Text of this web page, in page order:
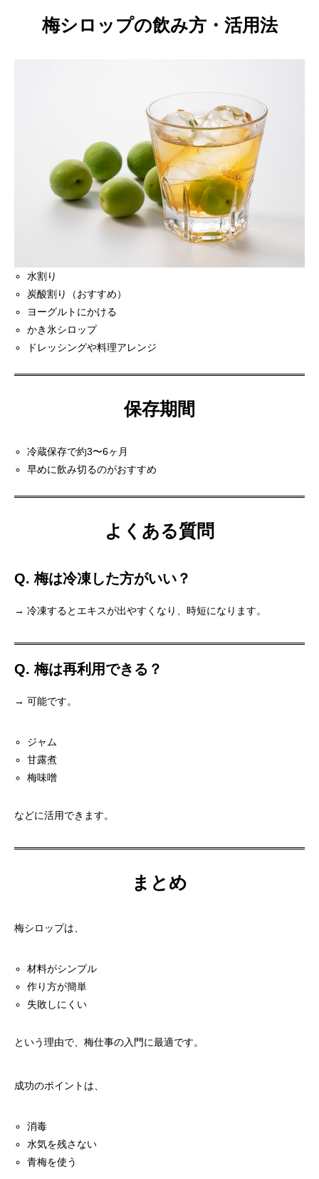
梅シロップの飲み方・活用法
水割り
炭酸割り（おすすめ）
ヨーグルトにかける
かき氷シロップ
ドレッシングや料理アレンジ
保存期間
冷蔵保存で約3〜6ヶ月
早めに飲み切るのがおすすめ
よくある質問
Q. 梅は冷凍した方がいい？
→ 冷凍するとエキスが出やすくなり、時短になります。
Q. 梅は再利用できる？
→ 可能です。
ジャム
甘露煮
梅味噌
などに活用できます。
まとめ
梅シロップは、
材料がシンプル
作り方が簡単
失敗しにくい
という理由で、梅仕事の入門に最適です。
成功のポイントは、
消毒
水気を残さない
青梅を使う